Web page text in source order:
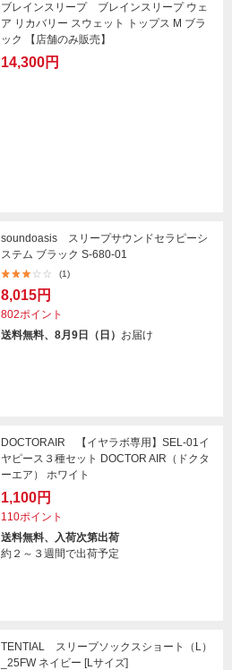
ブレインスリープ ブレインスリープ ウェ
ア リカバリー スウェット トップス M ブラ
ック 【店舗のみ販売】
14,300円
soundoasis スリープサウンドセラピーシ
ステム ブラック S-680-01
(1)
8,015円
802ポイント
送料無料、8月9日（日） お届け
DOCTORAIR 【イヤラボ専用】SEL-01イ
ヤピース３種セット DOCTOR AIR（ドクタ
ーエア） ホワイト
1,100円
110ポイント
送料無料、入荷次第出荷
約２～３週間で出荷予定
TENTIAL スリープソックスショート（L）
_25FW ネイビー [Lサイズ]